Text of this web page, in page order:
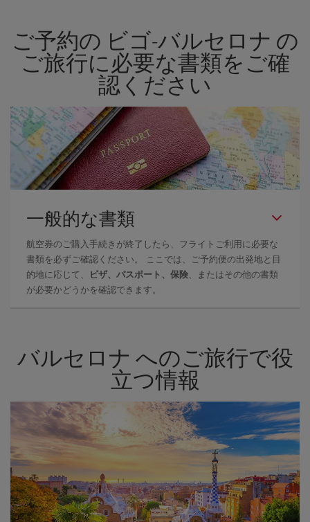
より格安となります。 また、日付や時間帯をあまり固定せずに探
したほうが、よりお得な航空券を選択 することができます。
ご予約の ビゴ-バルセロナ の
ご旅行に必要な書類をご確
認ください
一般的な書類
航空券のご購入手続きが終了したら、フライトご利用に必要な
書類を必ずご確認ください。 ここでは、ご予約便の出発地と目
的地に応じて、
ビザ、パスポート、保険、またはその他の書類
が必要かどうかを確認できます。
バルセロナ へのご旅行で役
立つ情報